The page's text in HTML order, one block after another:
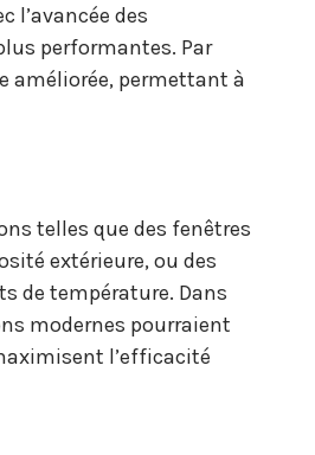
l’avancée des
performantes. Par
améliorée, permettant à
telles que des fenêtres
extérieure, ou des
de température. Dans
modernes pourraient
l’efficacité